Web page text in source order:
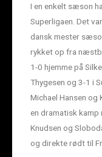
I en enkelt sæson
Superligaen. Det
dansk mester
rykket op fra
1-0 hjemme på
Thygesen og 3-1 i
Michael Hansen og
en dramatisk kamp
Knudsen og
og direkte rødt til